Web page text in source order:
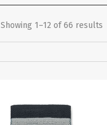
Showing 1–12 of 66 results